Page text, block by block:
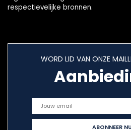
respectievelijke bronnen.
WORD LID VAN ONZE